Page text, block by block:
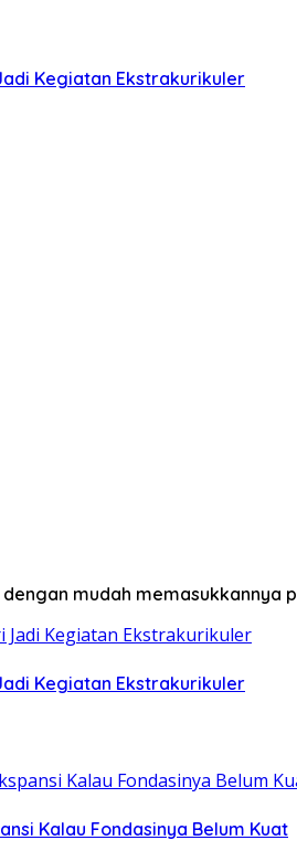
Kegiatan Ekstrakurikuler
mudah memasukkannya
Kegiatan Ekstrakurikuler
Kalau Fondasinya Belum Kuat